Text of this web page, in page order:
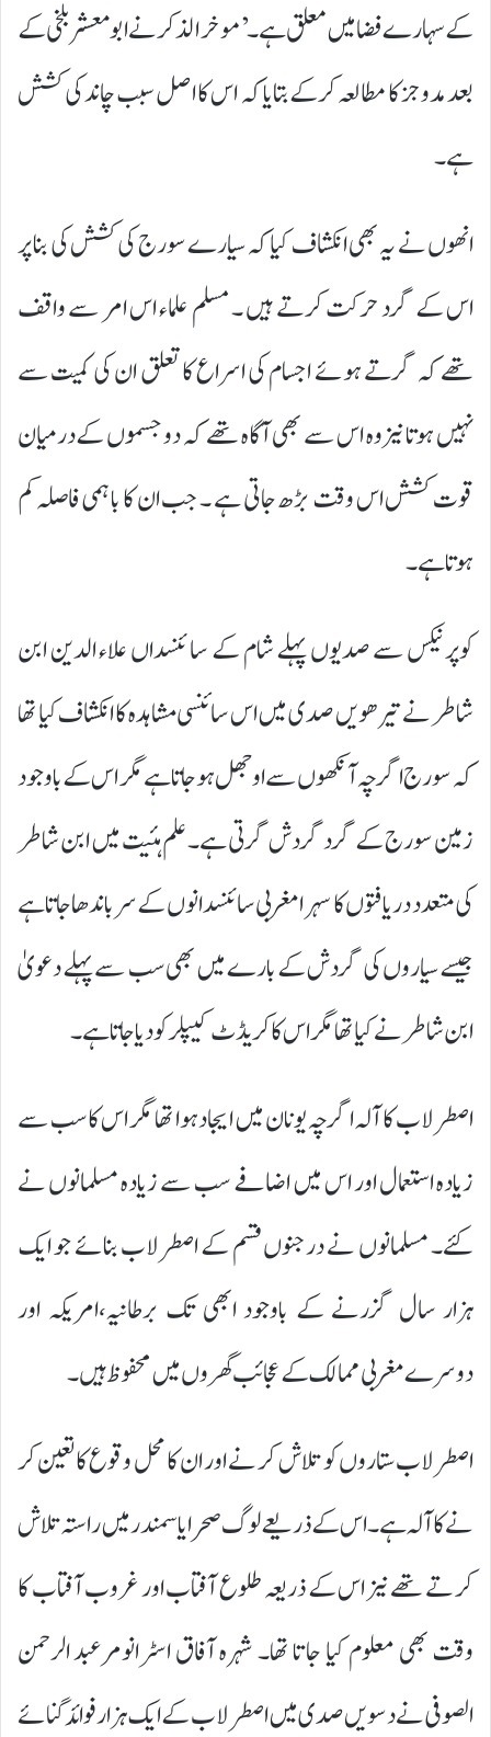
کے سہارے فضا میں معلق ہے۔’موخر الذکر نے ابو معشر بلخی کے
بعد مدوجز کا مطالعہ کرکے بتایا کہ اس کا اصل سبب چاند کی کشش
ہے۔
انھوں نے یہ بھی انکشاف کیا کہ سیارے سورج کی کشش کی بنا پر
اس کے گرد حرکت کرتے ہیں ۔ مسلم علماء اس امر سے واقف
تھے کہ گرتے ہوئے اجسام کی اسراع کا تعلق ان کی کمیت سے
نہیں ہوتا نیزوہ اس سے بھی آگاہ تھے کہ دوجسموں کےدرمیان
قوت کشش اس وقت بڑھ جاتی ہے ۔ جب ان کا باہمی فاصلہ کم
ہوتاہے۔
کوپرنیکس سے صدیوں پہلے شام کے سا ئنسداں علاء الدین ابن
شاطر نے تیرھویں صدی میں اس سائنسی مشاہدہ کا انکشاف کیا تھا
کہ سورج اگرچہ آنکھوں سے اوجھل ہو جاتا ہے مگر اس کے باوجود
زمین سورج کے گرد گردش گرتی ہے۔ علم ہئیت میں ابن شاطر
کی متعدد دریافتوں کا سہرامغربی سائنسدانوں کے سر باندھا جا تا ہے
جیسے سیاروں کی گردش کے بارے میں بھی سب سے پہلے دعویٰ
ابن شاطر نے کیا تھا مگر اس کا کریڈٹ کیپلر کو دیا جا تا ہے۔
اصطرلاب کا آلہ اگرچہ یونان میں ایجاد ہوا تھا مگر اس کا سب سے
زیادہ استعمال اور اس میں اضافے سب سے زیادہ مسلمانوں نے
کئے۔ مسلمانوں نے درجنوں قسم کے اصطرلاب بنائے جو ایک
ہزار سال گزرنے کے باوجود ابھی تک برطانیہ،امریکہ اور
دوسرے مغربی ممالک کے عجائب گھروں میں محفوظ ہیں۔
اصطرلاب ستاروں کو تلاش کر نے اور ان کا محل وقوع کا تعین کر
نے کا آلہ ہے۔ اس کے ذریعے لوگ صحرا یا سمندر میں راستہ تلاش
کر تے تھے نیز اس کے ذریعہ طلوع آفتاب اور غروب آفتاب کا
وقت بھی معلوم کیا جا تا تھا۔ شہرہ آفاق اسٹرانومرعبد الرحمن
الصوفی نے دسویں صدی میں اصطرلاب کے ایک ہزار فوائد گنائے